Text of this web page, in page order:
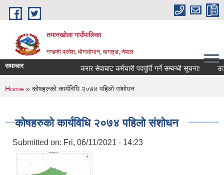
Skip to main content
तमानखोला गाउँपालिका
गण्डकी प्रदेश, बोंगादोभान, बागलुङ, नेपाल
समाचार करार सेवाबाट कर्मचारी पदपूर्ति गर्ने सम्बन्धी सूचना!
You are here
Home » कोषहरुको कार्यविधि २०७४ पहिलो संशोधन
कोषहरुको कार्यविधि २०७४ पहिलो संशोधन
Submitted on: Fri, 06/11/2021 - 14:23